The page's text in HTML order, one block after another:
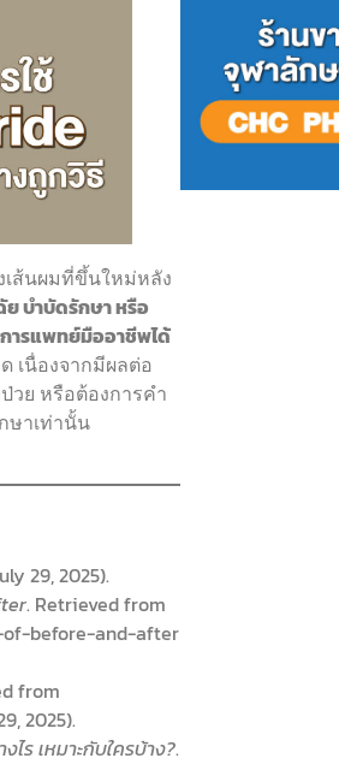
ส้นผมที่ขึ้นใหม่หลัง
ย บำบัดรักษา หรือ
ารแพทย์มืออาชีพได้
เนื่องจากมีผลต่อ
วย หรือต้องการคำ
ษาเท่านั้น
29, 2025).
. Retrieved from
before-and-after
from
2025).
ร เหมาะกับใครบ้าง?.